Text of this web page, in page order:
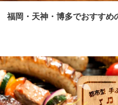
福岡・天神・博多でおすすめ